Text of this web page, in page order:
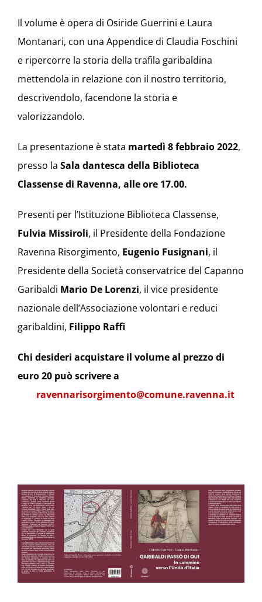
Il volume è opera di Osiride Guerrini e Laura
Montanari, con una Appendice di Claudia Foschini
e ripercorre la storia della trafila garibaldina
mettendola in relazione con il nostro territorio,
descrivendolo, facendone la storia e
valorizzandolo.
La presentazione è stata martedì 8 febbraio 2022,
presso la Sala dantesca della Biblioteca
Classense di Ravenna, alle ore 17.00.
Presenti per l’Istituzione Biblioteca Classense,
Fulvia Missiroli, il Presidente della Fondazione
Ravenna Risorgimento, Eugenio Fusignani, il
Presidente della Società conservatrice del Capanno
Garibaldi Mario De Lorenzi, il vice presidente
nazionale dell’Associazione volontari e reduci
garibaldini, Filippo Raffi
Chi desideri acquistare il volume al prezzo di
euro 20 può scrivere a
ravennarisorgimento@comune.ravenna.it